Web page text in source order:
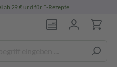
ab 29 € und für E-Rezepte